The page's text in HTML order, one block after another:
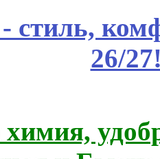
стиль,
26/